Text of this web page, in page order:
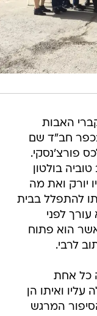
האבות
בהמשך ביקרו בבניין 770 בכפר חב"ד שם
פורצ'נסקי.
בולטון
את 770 שבניו יורק ואת מה
להתפלל בבית
לפני
הוא פתוח
לרבי.
כל אחת
ואיתו הן
המרגש